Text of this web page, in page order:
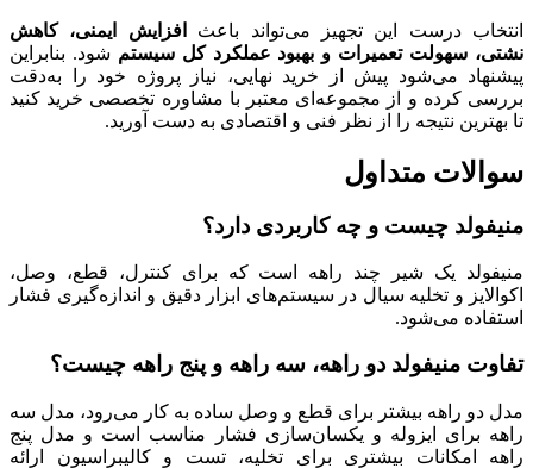
انتخاب درست این تجهیز می‌تواند باعث
افزایش ایمنی، کاهش
نشتی، سهولت تعمیرات و بهبود عملکرد کل سیستم شود. بنابراین
پیشنهاد می‌شود پیش از خرید نهایی، نیاز پروژه خود را به‌دقت
بررسی کرده و از مجموعه‌ای معتبر با مشاوره تخصصی خرید کنید
تا بهترین نتیجه را از نظر فنی و اقتصادی به دست آورید.
سوالات متداول
منیفولد چیست و چه کاربردی دارد؟
منیفولد یک شیر چند راهه است که برای کنترل، قطع، وصل،
اکوالایز و تخلیه سیال در سیستم‌های ابزار دقیق و اندازه‌گیری فشار
استفاده می‌شود.
تفاوت منیفولد دو راهه، سه راهه و پنج راهه چیست؟
مدل دو راهه بیشتر برای قطع و وصل ساده به کار می‌رود، مدل سه
راهه برای ایزوله و یکسان‌سازی فشار مناسب است و مدل پنج
راهه امکانات بیشتری برای تخلیه، تست و کالیبراسیون ارائه